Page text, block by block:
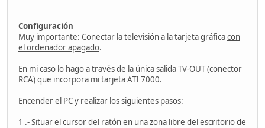
Configuración
Muy importante: Conectar la televisión a la tarjeta gráficacon
el ordenador apagado.
En mi caso lo hago a través de la única salida TV-OUT (conector
RCA) que incorpora mi tarjeta ATI 7000.
Encender el PC y realizar los siguientes pasos:
1 .- Situar el cursor del ratón en una zona libre del escritorio de